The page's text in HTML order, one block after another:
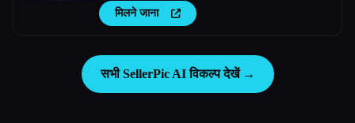
मिलने जाना
सभी SellerPic AI विकल्प देखें →